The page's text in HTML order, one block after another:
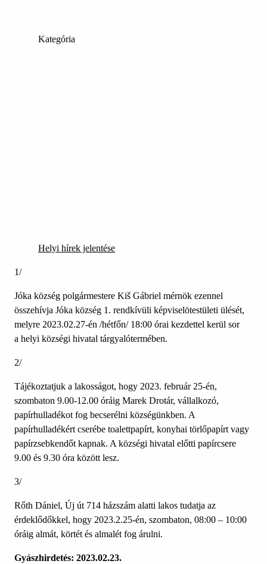
Kategória
Helyi hírek jelentése
1/
Jóka község polgármestere Kiš Gábriel mérnök ezennel
összehívja Jóka község 1. rendkívüli képviselötestületi ülését,
melyre 2023.02.27-én /hétfőn/ 18:00 órai kezdettel kerül sor
a helyi községi hivatal tárgyalótermében.
2/
Tájékoztatjuk a lakosságot, hogy 2023. február 25-én,
szombaton 9.00-12.00 óráig Marek Drotár, vállalkozó,
papírhulladékot fog becserélni községünkben. A
papírhulladékért cserébe toalettpapírt, konyhai törlőpapírt vagy
papírzsebkendőt kapnak. A községi hivatal előtti papírcsere
9.00 és 9.30 óra között lesz.
3/
Rőth Dániel, Új út 714 házszám alatti lakos tudatja az
érdeklődőkkel, hogy 2023.2.25-én, szombaton, 08:00 – 10:00
óráig almát, körtét és almalét fog árulni.
Gyászhirdetés: 2023.02.23.